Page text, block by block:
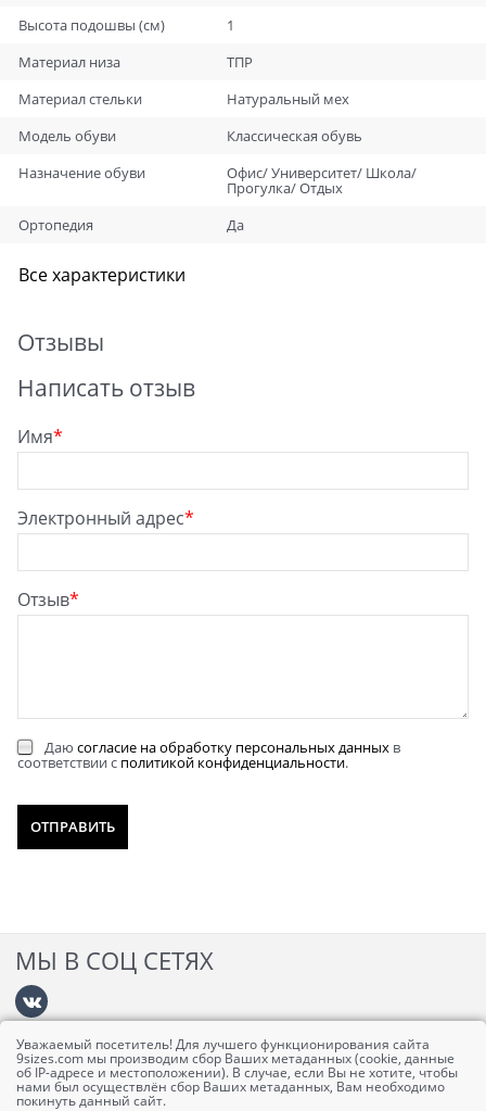
Высота подошвы (см)
1
Материал низа
ТПР
Материал стельки
Натуральный мех
Модель обуви
Классическая обувь
Назначение обуви
Офис/ Университет/ Школа/
Прогулка/ Отдых
Ортопедия
Да
Все характеристики
Отзывы
Написать отзыв
Имя
Электронный адрес
Отзыв
Даю согласие на обработку персональных данных в
соответствии с политикой конфиденциальности.
МЫ В СОЦ СЕТЯХ
Информация
Личный кабинет
Уважаемый посетитель! Для лучшего функционирования сайта
9sizes.com мы производим сбор Ваших метаданных (cookie, данные
об IP-адресе и местоположении). В случае, если Вы не хотите, чтобы
нами был осуществлён сбор Ваших метаданных, Вам необходимо
покинуть данный сайт.